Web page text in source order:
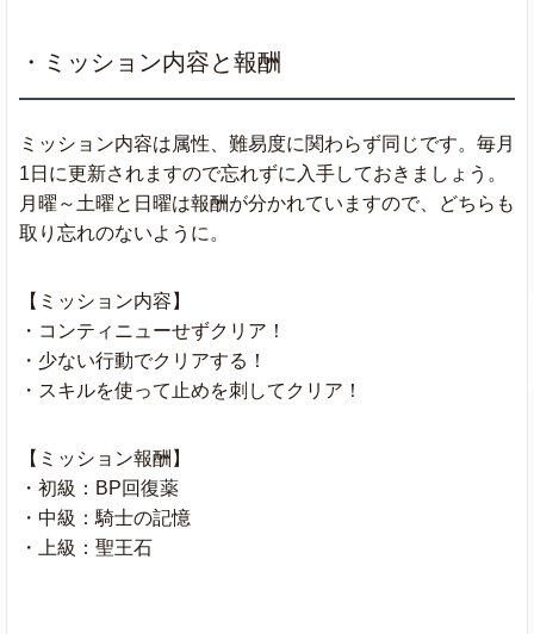
・ミッション内容と報酬
ミッション内容は属性、難易度に関わらず同じです。毎月
1日に更新されますので忘れずに入手しておきましょう。
月曜～土曜と日曜は報酬が分かれていますので、どちらも
取り忘れのないように。
【ミッション内容】
・コンティニューせずクリア！
・少ない行動でクリアする！
・スキルを使って止めを刺してクリア！
【ミッション報酬】
・初級：BP回復薬
・中級：騎士の記憶
・上級：聖王石